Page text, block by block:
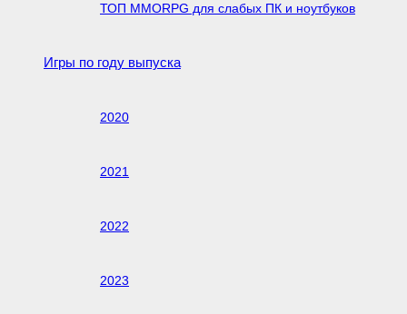
ТОП MMORPG для слабых ПК и ноутбуков
Игры по году выпуска
2020
2021
2022
2023